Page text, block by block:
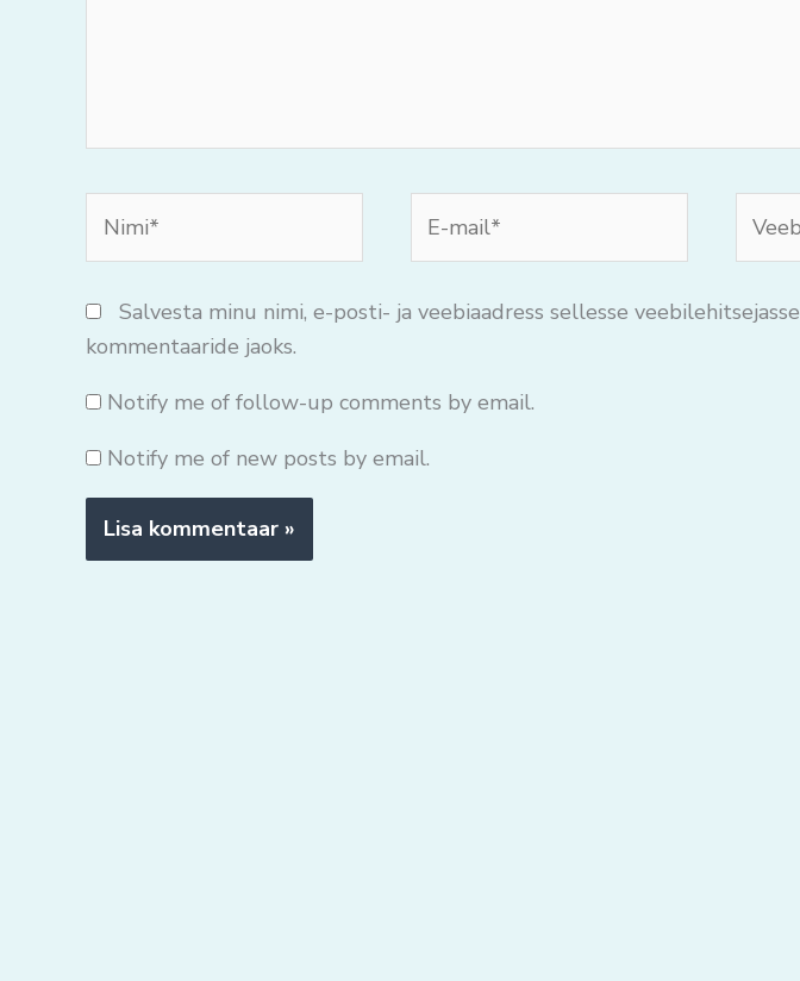
mail*
Salvesta minu nimi, e-posti- ja veebiaadress sellesse
kommentaaride jaoks.
Notify me of follow-up comments by email.
Notify me of new posts by email.